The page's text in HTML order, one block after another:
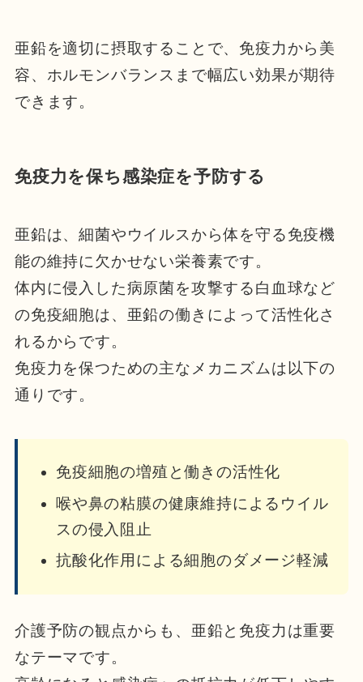
亜鉛を適切に摂取することで、免疫力から美
容、ホルモンバランスまで幅広い効果が期待
できます。
免疫力を保ち感染症を予防する
亜鉛は、細菌やウイルスから体を守る免疫機
能の維持に欠かせない栄養素です。
体内に侵入した病原菌を攻撃する白血球など
の免疫細胞は、亜鉛の働きによって活性化さ
れるからです。
免疫力を保つための主なメカニズムは以下の
通りです。
免疫細胞の増殖と働きの活性化
喉や鼻の粘膜の健康維持によるウイル
スの侵入阻止
抗酸化作用による細胞のダメージ軽減
介護予防の観点からも、亜鉛と免疫力は重要
なテーマです。